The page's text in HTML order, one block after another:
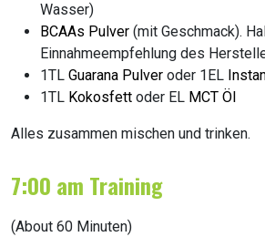
Wasser)
BCAAs Pulver (mit Geschmack).
Einnahmeempfehlung des
1TL Guarana Pulver oder 1EL
1TL Kokosfett oder EL MCT Öl
Alles zusammen mischen und trinken.
7:00 am Training
(About 60 Minuten)